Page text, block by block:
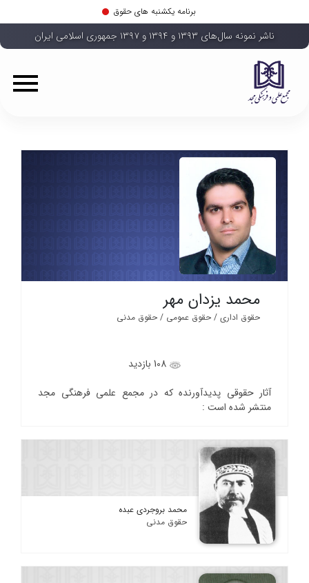
برنامه یکشنبه های حقوق
ناشر نمونه سال‌های ۱۳۹۳ و ۱۳۹۴ و ۱۳۹۷ جمهوری اسلامی ایران
محمد یزدان مهر
حقوق اداری / حقوق عمومی / حقوق مدنی
108 بازدید
آثار حقوقی پدیدآورنده که در مجمع علمی فرهنگی مجد
منتشر شده است :
محمد بروجردی عبده
حقوق مدنی